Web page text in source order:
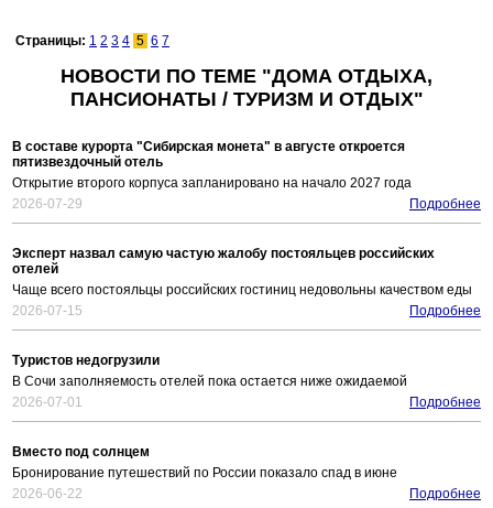
Страницы: 1 2 3 4 5 6 7
НОВОСТИ ПО ТЕМЕ "ДОМА ОТДЫХА,
ПАНСИОНАТЫ / ТУРИЗМ И ОТДЫХ"
В составе курорта "Сибирская монета" в августе откроется
пятизвездочный отель
Открытие второго корпуса запланировано на начало 2027 года
2026-07-29
Подробнее
Эксперт назвал самую частую жалобу постояльцев российских
отелей
Чаще всего постояльцы российских гостиниц недовольны качеством еды
2026-07-15
Подробнее
Туристов недогрузили
В Сочи заполняемость отелей пока остается ниже ожидаемой
2026-07-01
Подробнее
Вместо под солнцем
Бронирование путешествий по России показало спад в июне
2026-06-22
Подробнее